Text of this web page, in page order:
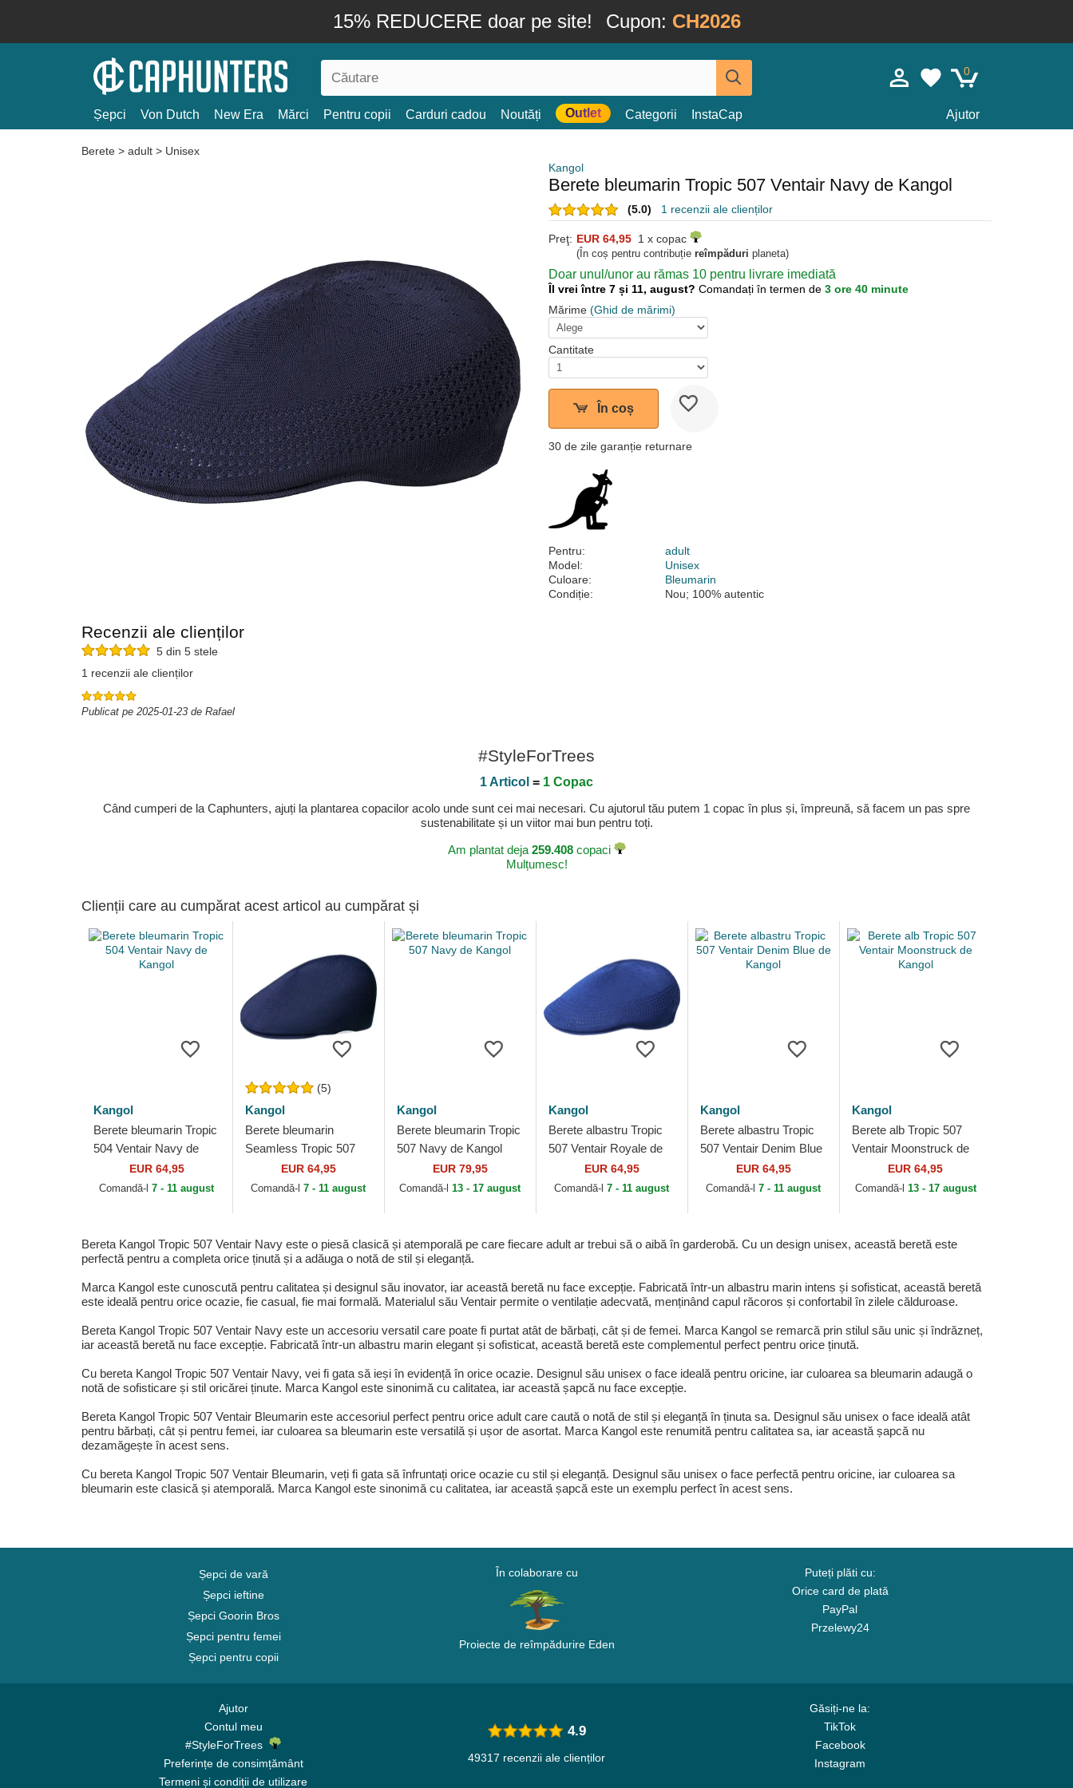
15% REDUCERE doar pe site! Cupon: CH2026
0
Șepci Von Dutch New Era Mărci Pentru copii Carduri cadou Noutăți Outlet Categorii InstaCap Ajutor
Berete > adult > Unisex
Kangol
Berete bleumarin Tropic 507 Ventair Navy de Kangol
(5.0) 1 recenzii ale clienților
Preţ: EUR 64,95 1 x copac
(În coș pentru contribuție reîmpăduri planeta)
Doar unul/unor au rămas 10 pentru livrare imediată
Îl vrei între 7 și 11, august? Comandați în termen de 3 ore 40 minute
Mărime (Ghid de mărimi)
Cantitate
În coș
30 de zile garanție returnare
Pentru:
adult
Model:
Unisex
Culoare:
Bleumarin
Condiție:
Nou; 100% autentic
Recenzii ale clienților
5 din 5 stele
1 recenzii ale clienților
Publicat pe 2025-01-23 de Rafael
#StyleForTrees
1 Articol = 1 Copac
Când cumperi de la Caphunters, ajuți la plantarea copacilor acolo unde sunt cei mai necesari. Cu ajutorul tău putem 1 copac în plus și, împreună, să facem un pas spre
sustenabilitate și un viitor mai bun pentru toți.
Am plantat deja 259.408copaci
Mulțumesc!
Clienții care au cumpărat acest articol au cumpărat și
Kangol
Berete bleumarin Tropic
504 Ventair Navy de
EUR 64,95
Comandă-l7 - 11 august
(5)
Kangol
Berete bleumarin
Seamless Tropic 507
Navy de Kangol
EUR 64,95
Comandă-l7 - 11 august
Kangol
Berete bleumarin Tropic
507 Navy de Kangol
EUR 79,95
Comandă-l13 - 17 august
Kangol
Berete albastru Tropic
507 Ventair Royale de
EUR 64,95
Comandă-l7 - 11 august
Kangol
Berete albastru Tropic
507 Ventair Denim Blue
de KangolEUR 64,95
Comandă-l7 - 11 august
Kangol
Berete alb Tropic 507
Ventair Moonstruck de
EUR 64,95
Comandă-l 13 - 17 august
Bereta Kangol Tropic 507 Ventair Navy este o piesă clasică și atemporală pe care fiecare adult ar trebui să o aibă în garderobă. Cu un design unisex, această beretă este
perfectă pentru a completa orice ținută și a adăuga o notă de stil și eleganță.
Marca Kangol este cunoscută pentru calitatea și designul său inovator, iar această beretă nu face excepție. Fabricată într-un albastru marin intens și sofisticat, această beretă
este ideală pentru orice ocazie, fie casual, fie mai formală. Materialul său Ventair permite o ventilație adecvată, menținând capul răcoros și confortabil în zilele călduroase.
Bereta Kangol Tropic 507 Ventair Navy este un accesoriu versatil care poate fi purtat atât de bărbați, cât și de femei. Marca Kangol se remarcă prin stilul său unic și îndrăzneț,
iar această beretă nu face excepție. Fabricată într-un albastru marin elegant și sofisticat, această beretă este complementul perfect pentru orice ținută.
Cu bereta Kangol Tropic 507 Ventair Navy, vei fi gata să ieși în evidență în orice ocazie. Designul său unisex o face ideală pentru oricine, iar culoarea sa bleumarin adaugă o
notă de sofisticare și stil oricărei ținute. Marca Kangol este sinonimă cu calitatea, iar această șapcă nu face excepție.
Bereta Kangol Tropic 507 Ventair Bleumarin este accesoriul perfect pentru orice adult care caută o notă de stil și eleganță în ținuta sa. Designul său unisex o face ideală atât
pentru bărbați, cât și pentru femei, iar culoarea sa bleumarin este versatilă și ușor de asortat. Marca Kangol este renumită pentru calitatea sa, iar această șapcă nu
dezamăgește în acest sens.
Cu bereta Kangol Tropic 507 Ventair Bleumarin, veți fi gata să înfruntați orice ocazie cu stil și eleganță. Designul său unisex o face perfectă pentru oricine, iar culoarea sa
bleumarin este clasică și atemporală. Marca Kangol este sinonimă cu calitatea, iar această șapcă este un exemplu perfect în acest sens.
Șepci de vară
Șepci ieftine
Șepci Goorin Bros
Șepci pentru femei
Șepci pentru copii
În colaborare cu
Proiecte de reîmpădurire Eden
Puteți plăti cu:
Orice card de plată
PayPal
Przelewy24
Ajutor
Contul meu
#StyleForTrees
Preferințe de consimțământ
Termeni și condiții de utilizare
Găsiți-ne la:
TikTok
Facebook
Instagram
4.9
49317 recenzii ale clienților